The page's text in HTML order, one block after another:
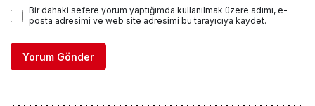
Bir dahaki sefere yorum yaptığımda kullanılmak üzere adımı, e-
posta adresimi ve web site adresimi bu tarayıcıya kaydet.
Yorum Gönder